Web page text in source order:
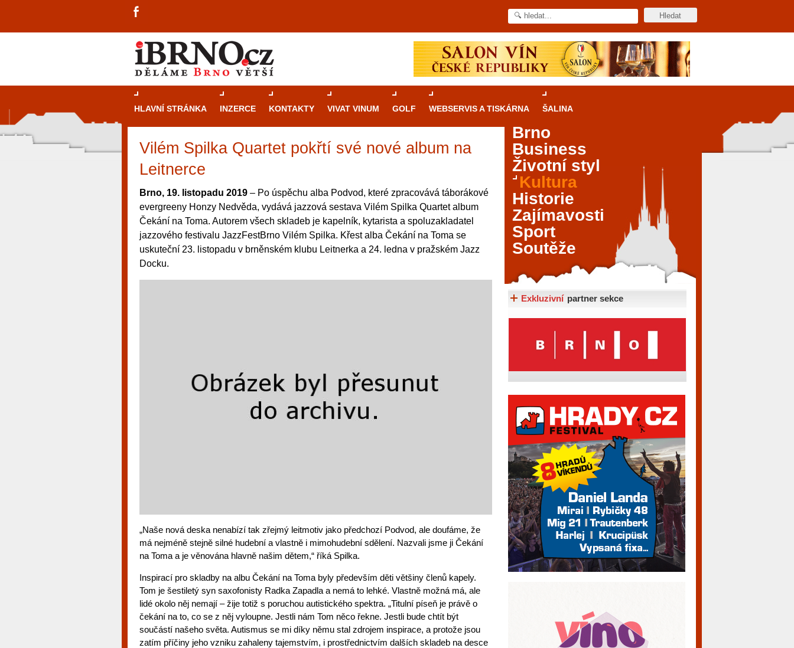
HLAVNÍ STRÁNKA INZERCE KONTAKTY VIVAT VINUM GOLF WEBSERVIS A TISKÁRNA ŠALINA
Vilém Spilka Quartet pokřtí své nové album na
Leitnerce
Brno, 19. listopadu 2019 – Po úspěchu alba Podvod, které zpracovává táborákové
evergreeny Honzy Nedvěda, vydává jazzová sestava Vilém Spilka Quartet album
Čekání na Toma. Autorem všech skladeb je kapelník, kytarista a spoluzakladatel
jazzového festivalu JazzFestBrno Vilém Spilka. Křest alba Čekání na Toma se
uskuteční 23. listopadu v brněnském klubu Leitnerka a 24. ledna v pražském Jazz
Docku.
„Naše nová deska nenabízí tak zřejmý leitmotiv jako předchozí Podvod, ale doufáme, že
má nejméně stejně silné hudební a vlastně i mimohudební sdělení. Nazvali jsme ji Čekání
na Toma a je věnována hlavně našim dětem,“ říká Spilka.
Inspirací pro skladby na albu Čekání na Toma byly především děti většiny členů kapely.
Tom je šestiletý syn saxofonisty Radka Zapadla a nemá to lehké. Vlastně možná má, ale
lidé okolo něj nemají – žije totiž s poruchou autistického spektra. „Titulní píseň je právě o
čekání na to, co se z něj vyloupne. Jestli nám Tom něco řekne. Jestli bude chtít být
součástí našeho světa. Autismus se mi díky němu stal zdrojem inspirace, a protože jsou
zatím příčiny jeho vzniku zahaleny tajemstvím, i prostřednictvím dalších skladeb na desce
Průvodcekasinovými hrami v Brně: Od
Brno je městem známým pro zajímavé památky, skvělé
restaurace, divadla a univerzity. Mimo jiné je ale také
místem, kde si můžete legálně a bezpečně vyzkoušet
různé kasinové hry. V neustále kvetoucí moravské
metropoli naleznete širokou nabídku her od klasické
rulety až po moderní automaty jak pro pravidelné
návštěvníky, tak pro příležitostné hráče. V...
Brno
Business
Životní styl
Kultura
Historie
Zajímavosti
Sport
Soutěže
Exkluzivní partner sekce